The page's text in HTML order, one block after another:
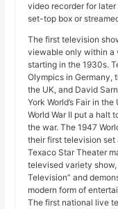
video recorder for
set-top box or
The first television
viewable only within a
starting in the 1930s.
Olympics in Germany,
the UK, and David
York World’s Fair in
World War II put a halt
the war. The 1947
their first television set
Texaco Star Theater
televised variety
Television” and
modern form of
The first national live